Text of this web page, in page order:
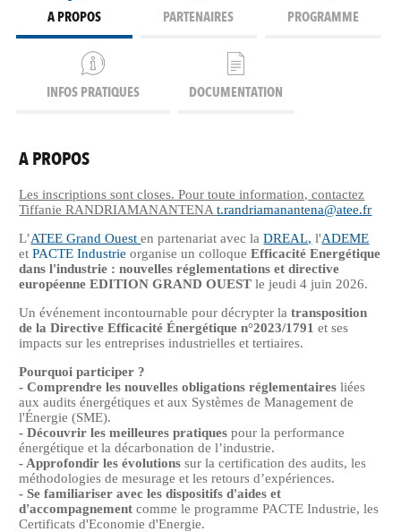
A PROPOS PARTENAIRES PROGRAMME
INFOS PRATIQUES DOCUMENTATION
A PROPOS
Les inscriptions sont closes. Pour toute information, contactez
Tiffanie RANDRIAMANANTENAt.randriamanantena@atee.fr
L’ATEE Grand Ouesten partenariat avec laDREAL, l'ADEME
etPACTE Industrie organise un colloqueEfficacité Energétique
dans l'industrie : nouvelles réglementations et directive
européenne EDITION GRAND OUEST le jeudi 4 juin 2026.
Un événement incontournable pour décrypter latransposition
de la Directive Efficacité Énergétique n°2023/1791 et ses
impacts sur les entreprises industrielles et tertiaires.
Pourquoi participer ?
- Comprendre les nouvelles obligations réglementaires liées
aux audits énergétiques et aux Systèmes de Management de
l'Énergie (SME).
- Découvrir les meilleures pratiques pour la performance
énergétique et la décarbonation de l’industrie.
- Approfondir les évolutions sur la certification des audits, les
méthodologies de mesurage et les retours d’expériences.
- Se familiariser avec les dispositifs d'aides et
d'accompagnement comme le programme PACTE Industrie, les
Certificats d'Economie d'Energie.